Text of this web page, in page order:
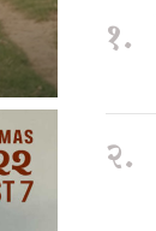
१.
२.